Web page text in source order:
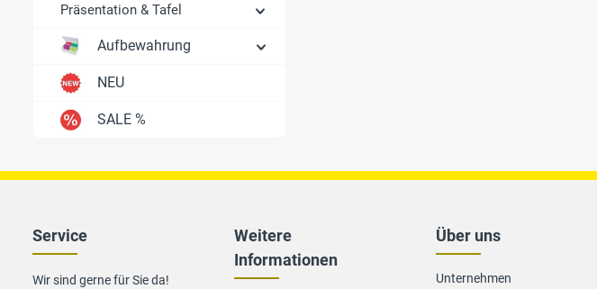
Präsentation & Tafel
Aufbewahrung
NEU
SALE %
Über uns
Unternehmen
Service
Wir sind gerne für Sie da!
Weitere
Informationen